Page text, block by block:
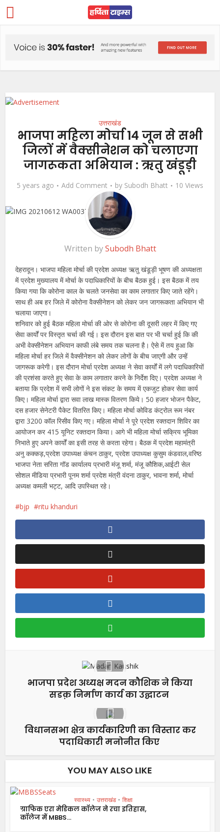
उत्तराखंड
भाजपा महिला मोर्चा 14 जून से सभी
जिलों में वैक्सीनेशन को चलाएगा
जागरूकता अभियान : ऋतु खंडूड़ी
5 years ago Add Comment by Subodh Bhatt 10 Views
Written bySubodh Bhatt
देहरादून। भाजपा महिला मोर्चा की प्रदेश अध्यक्ष ऋतु खंडूड़ी भूषण की अध्यक्षता
में प्रदेश मुख्यालय में मोर्चा के पदाधिकारियों के बीच बैठक हुई। इस बैठक में तय
किया गया कि कोरोना काल के चलते जनसेवा का काम लगातार किए जाते रहेंगे।
साथ ही अब हर जिले में कोरोना वैक्सीनेशन को लेकर जन जागरूकता अभियान भी
चलाया जाएगा।
शनिवार को हुई बैठक महिला मोर्चा की ओर से कोरोना की दूसरी लहर में किए गए
सेवा कार्यों पर विस्तृत चर्चा की गई। इस दौरान इस बात पर भी चर्चा हुई कि की
अभी वेक्सीनेशन अभियान काफी लंबे समय तक चलना है। ऐसे में तय हुआ कि
महिला मोर्चा हर जिले में वैक्सीनेशन को लेकर लोगों के बीच जाएगी और उन्हें
जागरूक करेगी। इस दौरान मोर्चा प्रदेश अध्यक्ष ने सेवा कार्यों में लगे पदाधिकारियों
की प्रशंसा करते हुए सेवा के काम लगातार करने के निर्देश दिए। प्रदेश अध्यक्ष ने
बताया कि प्रदेश में सभी लोगों ने इस संकट के समय में एकजुट होकर सेवा कार्य
किए। महिला मोर्चा द्वारा सवा लाख मास्क वितरण किये। 50 हजार भोजन पैकेट,
दस हजार सेनेटरी पैकेट वितरित किए। महिला मोर्चा कोविड कंट्रोल रूम नंबर
द्वारा 3200 कॉल रिसीव किए गए। महिला मोर्चा ने पूरे प्रदेश रक्तदान शिविर का
आयोजन कर 415 यूनिट रक्तदान किया। आगे भी महिला मोर्चा सक्रिय भूमिका
निभाते हुए अपने कार्यों का इसी तरह से करता रहेगा। बैठक में प्रदेश महामंत्री
अनु कक्कड़,प्रदेश उपाध्यक्ष कंचन ठाकुर, प्रदेश उपाध्यक्ष कुसुम कंडवाल,वरिष्ठ
भाजपा नेता सरिता गॉड कार्यालय प्रभारी मंजू शर्मा, मंजू कौशिक,आईटी सेल
सोशल मीडिया प्रभारी पूनम शर्मा प्रदेश मंत्री वंदना ठाकुर, भावना शर्मा, मोर्चा
अध्यक्ष कमली भट्ट, आदि उपस्थित रहे।
bjp ritu khanduri
भाजपा प्रदेश अध्यक्ष मदन कौशिक ने किया
सडक़ निर्माण कार्य का उद्घाटन
विधानसभा क्षेत्र कार्यकारिणी का विस्तार कर
पदाधिकारी मनोनीत किए
YOU MAY ALSO LIKE
स्वास्थ्य • उत्तराखंड • शिक्षा
ग्राफिक एरा मेडिकल कॉलेज ने रचा इतिहास,
कॉलेज में MBBS...